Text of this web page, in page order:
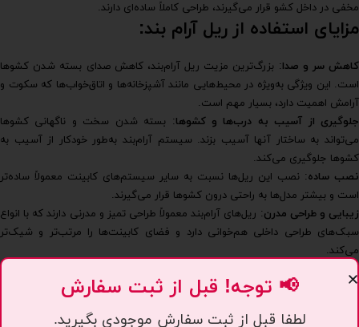
مخفی در داخل کشو قرار می‌گیرند، طراحی‌ کاملاً ساده‌ای دارند.
مزایای استفاده از ریل آرام بند:
کاهش سر و صدا: بزرگ‌ترین مزیت ریل آرام‌بند، کاهش صدای بسته شدن کشوها
است. این ویژگی به‌ویژه در محیط‌هایی مانند آشپزخانه‌ها و اتاق‌خواب‌ها که سکوت و
آرامش اهمیت دارد، بسیار مهم است.
جلوگیری از آسیب به درب‌ها و کشوها: بسته شدن سخت و ناگهانی کشوها
می‌تواند به ساختار آنها آسیب بزند. سیستم آرام‌بند به‌طور خودکار از آسیب به
کشوها جلوگیری می‌کند.
نصب ساده: نصب این ریل‌ها نسبت به سایر سیستم‌های کابینت معمولاً ساده‌تر
است و بیشتر مدل‌ها به راحتی درون کشوها قرار می‌گیرند.
زیبایی و طراحی مدرن: ریل‌های آرام‌بند معمولاً طراحی تمیز و مدرنی دارند که با انواع
سبک‌های طراحی داخلی هم‌خوانی دارد و فضای کابینت‌ها را مرتب‌تر و شیک‌تر
می‌کند.
برندهای معروف ریل کابینت آرام بند:
📢 توجه! قبل از ثبت سفارش
لطفا قبل از ثبت سفارش موجودی بگیرید.